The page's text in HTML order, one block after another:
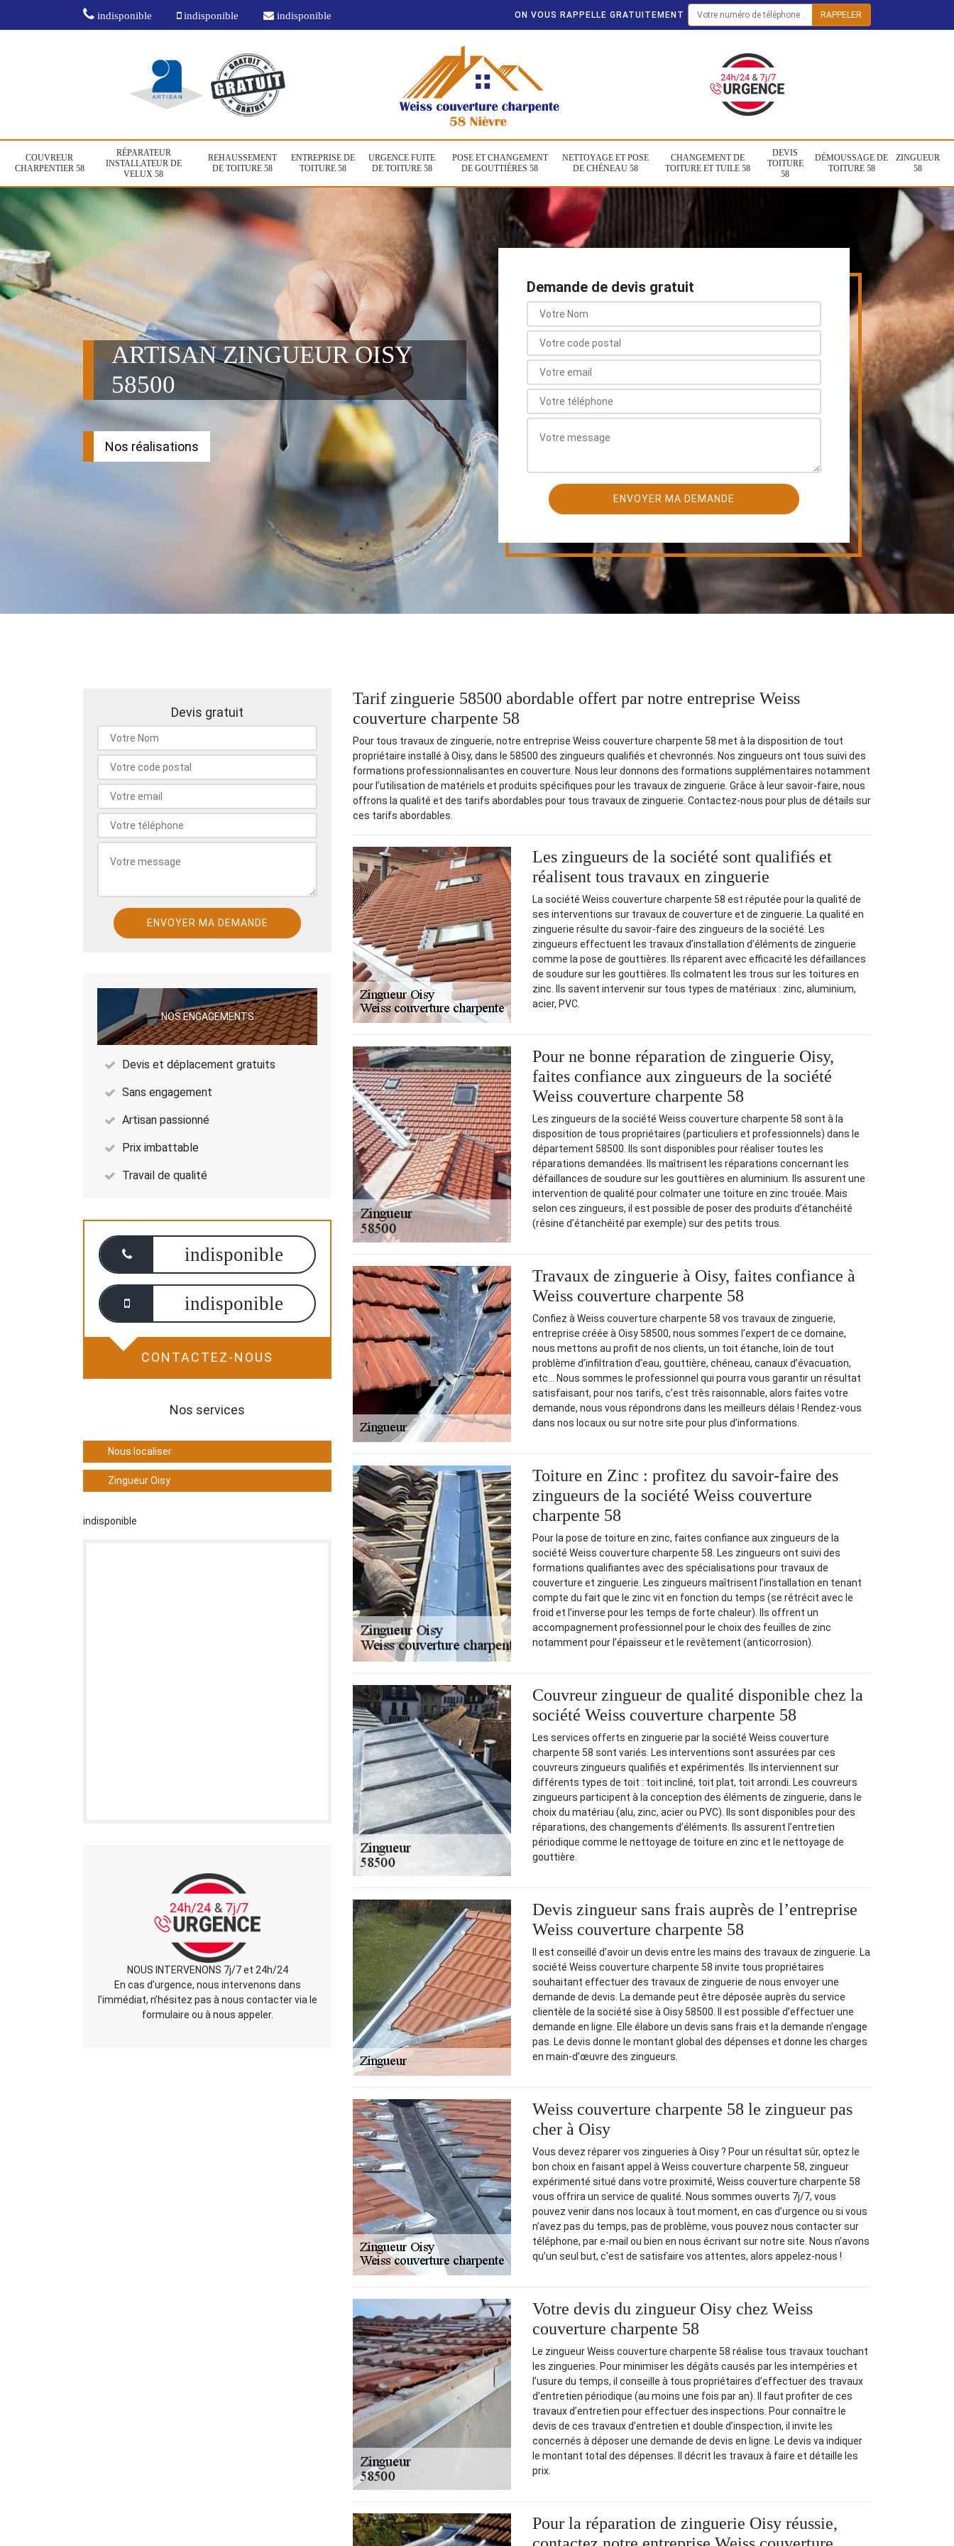
indisponible indisponible indisponible ON VOUS RAPPELLE GRATUITEMENT
COUVREUR
CHARPENTIER 58
RÉPARATEUR
INSTALLATEUR DE
VELUX 58
REHAUSSEMENT
DE TOITURE 58
ENTREPRISE DE
TOITURE 58
URGENCE FUITE
DE TOITURE 58
POSE ET CHANGEMENT
DE GOUTTIÈRES 58
NETTOYAGE ET POSE
DE CHÉNEAU 58
CHANGEMENT DE
TOITURE ET TUILE 58
DEVIS
TOITURE
58
DÉMOUSSAGE DE
TOITURE 58
ZINGUEUR
58
ARTISAN ZINGUEUR OISY
58500
Nos réalisations
Demande de devis gratuit
Devis gratuit
NOS ENGAGEMENTS
Devis et déplacement gratuits
Sans engagement
Artisan passionné
Prix imbattable
Travail de qualité
indisponible
indisponible
CONTACTEZ-NOUS
Nos services
Nous localiser
Zingueur Oisy
indisponible
NOUS INTERVENONS 7j/7 et 24h/24
En cas d’urgence, nous intervenons dans
l’immédiat, n’hésitez pas à nous contacter via le
formulaire ou à nous appeler.
Tarif zinguerie 58500 abordable offert par notre entreprise Weiss
couverture charpente 58
Pour tous travaux de zinguerie, notre entreprise Weiss couverture charpente 58 met à la disposition de tout
propriétaire installé à Oisy, dans le 58500 des zingueurs qualifiés et chevronnés. Nos zingueurs ont tous suivi des
formations professionnalisantes en couverture. Nous leur donnons des formations supplémentaires notamment
pour l’utilisation de matériels et produits spécifiques pour les travaux de zinguerie. Grâce à leur savoir-faire, nous
offrons la qualité et des tarifs abordables pour tous travaux de zinguerie. Contactez-nous pour plus de détails sur
ces tarifs abordables.
Les zingueurs de la société sont qualifiés et
réalisent tous travaux en zinguerie
La société Weiss couverture charpente 58 est réputée pour la qualité de
ses interventions sur travaux de couverture et de zinguerie. La qualité en
zinguerie résulte du savoir-faire des zingueurs de la société. Les
zingueurs effectuent les travaux d’installation d’éléments de zinguerie
comme la pose de gouttières. Ils réparent avec efficacité les défaillances
de soudure sur les gouttières. Ils colmatent les trous sur les toitures en
zinc. Ils savent intervenir sur tous types de matériaux : zinc, aluminium,
acier, PVC.
Pour ne bonne réparation de zinguerie Oisy,
faites confiance aux zingueurs de la société
Weiss couverture charpente 58
Les zingueurs de la société Weiss couverture charpente 58 sont à la
disposition de tous propriétaires (particuliers et professionnels) dans le
département 58500. Ils sont disponibles pour réaliser toutes les
réparations demandées. Ils maîtrisent les réparations concernant les
défaillances de soudure sur les gouttières en aluminium. Ils assurent une
intervention de qualité pour colmater une toiture en zinc trouée. Mais
selon ces zingueurs, il est possible de poser des produits d’étanchéité
(résine d’étanchéité par exemple) sur des petits trous.
Travaux de zinguerie à Oisy, faites confiance à
Weiss couverture charpente 58
Confiez à Weiss couverture charpente 58 vos travaux de zinguerie,
entreprise créée à Oisy 58500, nous sommes l’expert de ce domaine,
nous mettons au profit de nos clients, un toit étanche, loin de tout
problème d’infiltration d’eau, gouttière, chéneau, canaux d’évacuation,
etc… Nous sommes le professionnel qui pourra vous garantir un résultat
satisfaisant, pour nos tarifs, c’est très raisonnable, alors faites votre
demande, nous vous répondrons dans les meilleurs délais ! Rendez-vous
dans nos locaux ou sur notre site pour plus d’informations.
Toiture en Zinc : profitez du savoir-faire des
zingueurs de la société Weiss couverture
charpente 58
Pour la pose de toiture en zinc, faites confiance aux zingueurs de la
société Weiss couverture charpente 58. Les zingueurs ont suivi des
formations qualifiantes avec des spécialisations pour travaux de
couverture et zinguerie. Les zingueurs maîtrisent l’installation en tenant
compte du fait que le zinc vit en fonction du temps (se rétrécit avec le
froid et l’inverse pour les temps de forte chaleur). Ils offrent un
accompagnement professionnel pour le choix des feuilles de zinc
notamment pour l’épaisseur et le revêtement (anticorrosion).
Couvreur zingueur de qualité disponible chez la
société Weiss couverture charpente 58
Les services offerts en zinguerie par la société Weiss couverture
charpente 58 sont variés. Les interventions sont assurées par ces
couvreurs zingueurs qualifiés et expérimentés. Ils interviennent sur
différents types de toit : toit incliné, toit plat, toit arrondi. Les couvreurs
zingueurs participent à la conception des éléments de zinguerie, dans le
choix du matériau (alu, zinc, acier ou PVC). Ils sont disponibles pour des
réparations, des changements d’éléments. Ils assurent l’entretien
périodique comme le nettoyage de toiture en zinc et le nettoyage de
gouttière.
Devis zingueur sans frais auprès de l’entreprise
Weiss couverture charpente 58
Il est conseillé d’avoir un devis entre les mains des travaux de zinguerie. La
société Weiss couverture charpente 58 invite tous propriétaires
souhaitant effectuer des travaux de zinguerie de nous envoyer une
demande de devis. La demande peut être déposée auprès du service
clientèle de la société sise à Oisy 58500. Il est possible d’effectuer une
demande en ligne. Elle élabore un devis sans frais et la demande n’engage
pas. Le devis donne le montant global des dépenses et donne les charges
en main-d’œuvre des zingueurs.
Weiss couverture charpente 58 le zingueur pas
cher à Oisy
Vous devez réparer vos zingueries à Oisy ? Pour un résultat sûr, optez le
bon choix en faisant appel à Weiss couverture charpente 58, zingueur
expérimenté situé dans votre proximité, Weiss couverture charpente 58
vous offrira un service de qualité. Nous sommes ouverts 7j/7, vous
pouvez venir dans nos locaux à tout moment, en cas d’urgence ou si vous
n’avez pas du temps, pas de problème, vous pouvez nous contacter sur
téléphone, par e-mail ou bien en nous écrivant sur notre site. Nous n’avons
qu’un seul but, c’est de satisfaire vos attentes, alors appelez-nous !
Votre devis du zingueur Oisy chez Weiss
couverture charpente 58
Le zingueur Weiss couverture charpente 58 réalise tous travaux touchant
les zingueries. Pour minimiser les dégâts causés par les intempéries et
l’usure du temps, il conseille à tous propriétaires d’effectuer des travaux
d’entretien périodique (au moins une fois par an). Il faut profiter de ces
travaux d’entretien pour effectuer des inspections. Pour connaître le
devis de ces travaux d’entretien et double d’inspection, il invite les
concernés à déposer une demande de devis en ligne. Le devis va indiquer
le montant total des dépenses. Il décrit les travaux à faire et détaille les
prix.
Pour la réparation de zinguerie Oisy réussie,